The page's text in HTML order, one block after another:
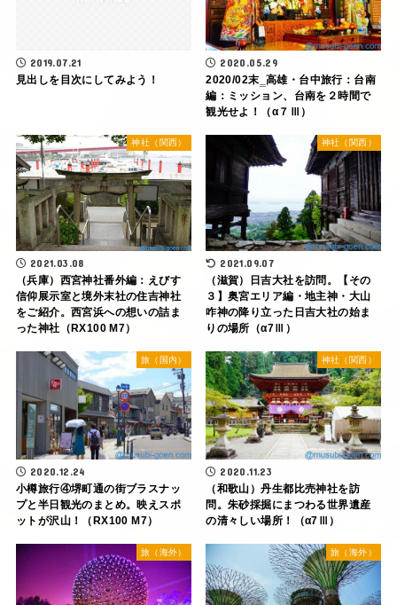
2019.07.21
見出しを目次にしてみよう！
2020.05.29
2020/02末‗高雄・台中旅行：台南
編：ミッション、台南を２時間で
観光せよ！（α７Ⅲ）
神社（関西）
2021.03.08
（兵庫）西宮神社番外編：えびす
信仰展示室と境外末社の住吉神社
をご紹介。西宮浜への想いの詰ま
った神社（RX100 M7）
神社（関西）
2021.09.07
（滋賀）日吉大社を訪問。【その
３】奥宮エリア編・地主神・大山
咋神の降り立った日吉大社の始ま
りの場所（α7Ⅲ）
旅（国内）
2020.12.24
小樽旅行④堺町通の街ブラスナッ
プと半日観光のまとめ。映えスポ
ットが沢山！（RX100 M7）
神社（関西）
2020.11.23
（和歌山）丹生都比売神社を訪
問。朱砂採掘にまつわる世界遺産
の清々しい場所！（α7Ⅲ）
旅（海外） 旅（海外）